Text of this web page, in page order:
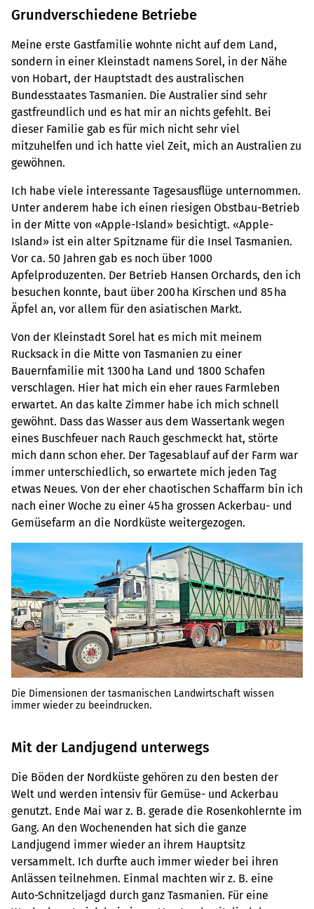
Grundverschiedene Betriebe
Meine erste Gastfamilie wohnte nicht auf dem Land,
sondern in einer Kleinstadt namens Sorel, in der Nähe
von Hobart, der Hauptstadt des australischen
Bundesstaates Tasmanien. Die Australier sind sehr
gastfreundlich und es hat mir an nichts gefehlt. Bei
dieser Familie gab es für mich nicht sehr viel
mitzuhelfen und ich hatte viel Zeit, mich an Australien zu
gewöhnen.
Ich habe viele interessante Tagesausflüge unternommen.
Unter anderem habe ich einen riesigen Obstbau-Betrieb
in der Mitte von «Apple-Island» besichtigt. «Apple-
Island» ist ein alter Spitzname für die Insel Tasmanien.
Vor ca. 50 Jahren gab es noch über 1000
Apfelproduzenten. Der Betrieb Hansen Orchards, den ich
besuchen konnte, baut über 200 ha Kirschen und 85 ha
Äpfel an, vor allem für den asiatischen Markt.
Von der Kleinstadt Sorel hat es mich mit meinem
Rucksack in die Mitte von Tasmanien zu einer
Bauernfamilie mit 1300 ha Land und 1800 Schafen
verschlagen. Hier hat mich ein eher raues Farmleben
erwartet. An das kalte Zimmer habe ich mich schnell
gewöhnt. Dass das Wasser aus dem Wassertank wegen
eines Buschfeuer nach Rauch geschmeckt hat, störte
mich dann schon eher. Der Tagesablauf auf der Farm war
immer unterschiedlich, so erwartete mich jeden Tag
etwas Neues. Von der eher chaotischen Schaffarm bin ich
nach einer Woche zu einer 45 ha grossen Ackerbau- und
Gemüsefarm an die Nordküste weitergezogen.
Die Dimensionen der tasmanischen Landwirtschaft wissen
immer wieder zu beeindrucken.
Mit der Landjugend unterwegs
Die Böden der Nordküste gehören zu den besten der
Welt und werden intensiv für Gemüse- und Ackerbau
genutzt. Ende Mai war z. B. gerade die Rosenkohlernte im
Gang. An den Wochenenden hat sich die ganze
Landjugend immer wieder an ihrem Hauptsitz
versammelt. Ich durfte auch immer wieder bei ihren
Anlässen teilnehmen. Einmal machten wir z. B. eine
Auto-Schnitzeljagd durch ganz Tasmanien. Für eine